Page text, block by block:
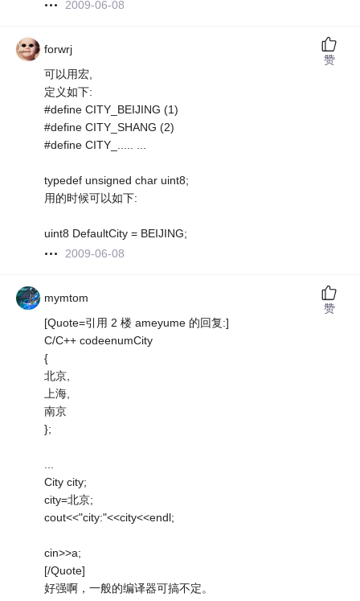
2009-06-08
forwrj
可以用宏,
定义如下:
#define CITY_BEIJING (1)
#define CITY_SHANG (2)
#define CITY_..... ...
typedef unsigned char uint8;
用的时候可以如下:
uint8 DefaultCity = BEIJING;
2009-06-08
赞
mymtom
[Quote=引用 2 楼 ameyume 的回复:]
C/C++ codeenumCity
{
北京,
上海,
南京
};
...
City city;
city=北京;
cout<<"city:"<<city<<endl;
cin>>a;
[/Quote]
好强啊，一般的编译器可搞不定。
赞